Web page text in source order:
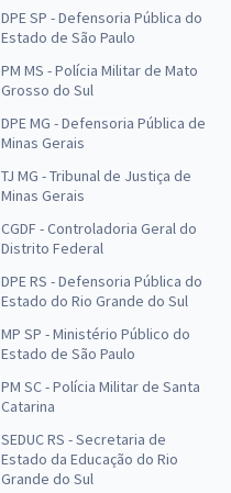
DPE SP - Defensoria Pública do
Estado de São Paulo
PM MS - Polícia Militar de Mato
Grosso do Sul
DPE MG - Defensoria Pública de
Minas Gerais
TJ MG - Tribunal de Justiça de
Minas Gerais
CGDF - Controladoria Geral do
Distrito Federal
DPE RS - Defensoria Pública do
Estado do Rio Grande do Sul
MP SP - Ministério Público do
Estado de São Paulo
PM SC - Polícia Militar de Santa
Catarina
SEDUC RS - Secretaria de
Estado da Educação do Rio
Grande do Sul